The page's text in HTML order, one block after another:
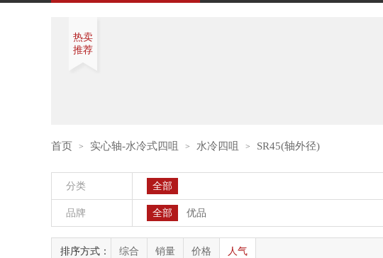
热卖
推荐
首页 > 实心轴-水冷式四咀 > 水冷四咀 > SR45(轴外径)
分类 全部
品牌 全部 优品
排序方式： 综合 销量 价格 人气